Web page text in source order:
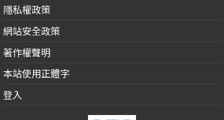
隱私權政策
網站安全政策
著作權聲明
本站使用正體字
登入